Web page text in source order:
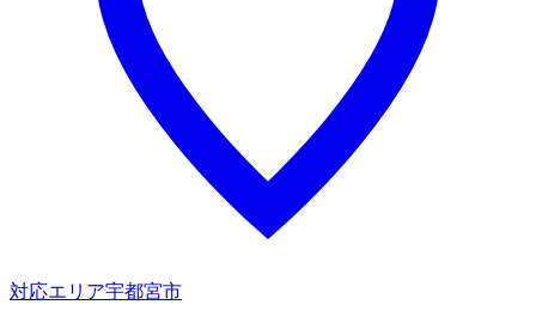
対応エリア宇都宮市